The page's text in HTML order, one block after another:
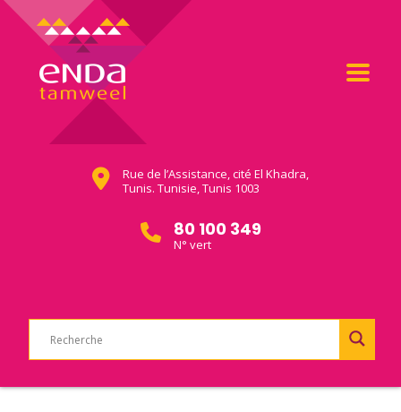
Rue de l’Assistance, cité El Khadra,
Tunis. Tunisie, Tunis 1003
80 100 349
N° vert